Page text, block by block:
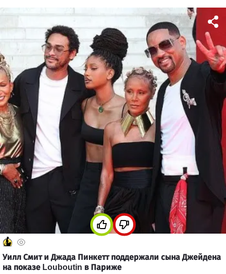
утверждает, что перестал платить из-за плохих условий
Уилл Смит и Джада Пинкетт поддержали сына Джейдена
на показе Louboutin в Париже